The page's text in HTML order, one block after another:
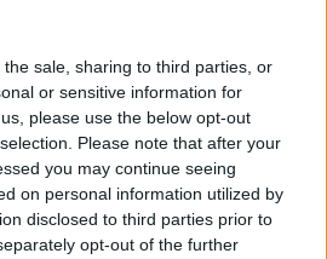
sale, sharing to third parties, or
or sensitive information for
please use the below opt-out
Please note that after your
you may continue seeing
on personal information utilized by
disclosed to third parties prior to
opt-out of the further